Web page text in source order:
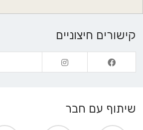
קישורים חיצוניים
שיתוף עם חבר